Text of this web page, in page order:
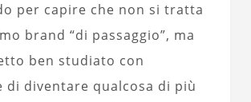
per capire che non si tratta
brand “di passaggio”, ma
ben studiato con
di diventare qualcosa di più